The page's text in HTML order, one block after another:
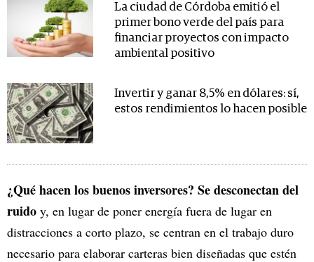
La ciudad de Córdoba emitió el
primer bono verde del país para
financiar proyectos con impacto
ambiental positivo
Invertir y ganar 8,5% en dólares: sí,
estos rendimientos lo hacen posible
¿Qué hacen los buenos inversores? Se desconectan del
ruido y, en lugar de poner energía fuera de lugar en
distracciones a corto plazo, se centran en el trabajo duro
necesario para elaborar carteras bien diseñadas que estén